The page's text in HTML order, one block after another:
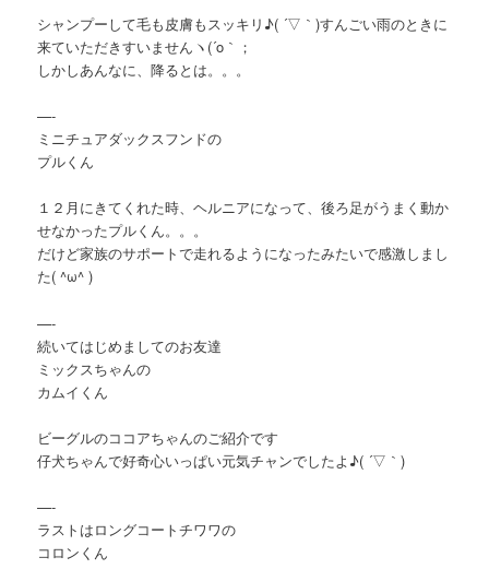
シャンプーして毛も皮膚もスッキリ♪( ´▽｀)すんごい雨のときに
来ていただきすいませんヽ(´o｀；
しかしあんなに、降るとは。。。
—-
ミニチュアダックスフンドの
プルくん
１２月にきてくれた時、ヘルニアになって、後ろ足がうまく動か
せなかったプルくん。。。
だけど家族のサポートで走れるようになったみたいで感激しまし
た( ^ω^ )
—-
続いてはじめましてのお友達
ミックスちゃんの
カムイくん
ビーグルのココアちゃんのご紹介です
仔犬ちゃんで好奇心いっぱい元気チャンでしたよ♪( ´▽｀)
—-
ラストはロングコートチワワの
コロンくん